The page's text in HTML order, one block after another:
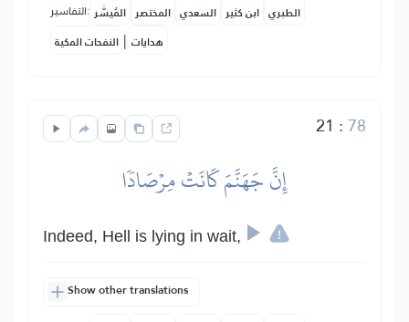
التفاسير: المُيسَّر المختصر السعدي ابن كثير الطبري
النفحات المكية | هدايات
21 : 78
إِنَّ جَهَنَّمَ كَانَتۡ مِرۡصَادٗا
Indeed, Hell is lying in wait,
Show other translations